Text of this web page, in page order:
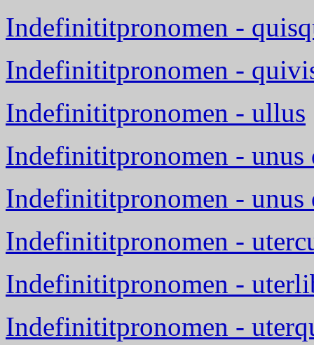
Indefinititpronomen -
Indefinititpronomen -
Indefinititpronomen - ullus
Indefinititpronomen - unus
Indefinititpronomen - unus
Indefinititpronomen -
Indefinititpronomen -
Indefinititpronomen -